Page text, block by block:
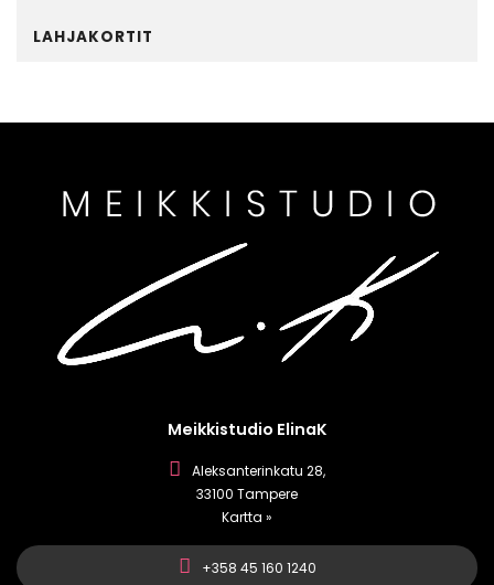
LAHJAKORTIT
Meikkistudio ElinaK
Aleksanterinkatu 28,
33100 Tampere
Kartta »
+358 45 160 1240